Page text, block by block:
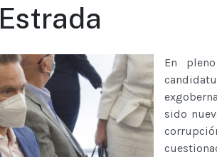
Estrada
En
sido